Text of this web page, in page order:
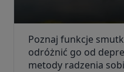
Poznaj funkcje
odróżnić go od
metody radzenia